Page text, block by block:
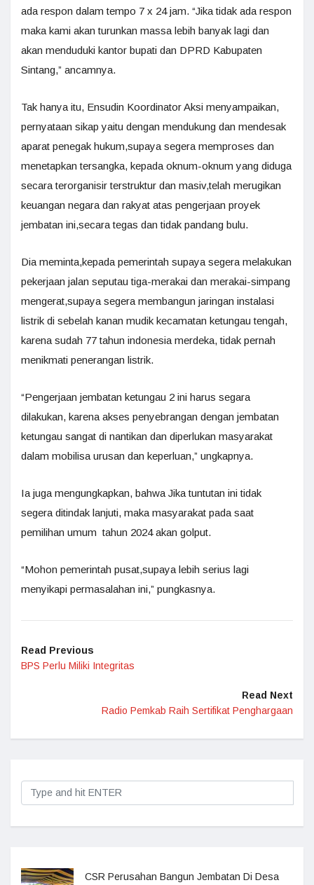
ada respon dalam tempo 7 x 24 jam. “Jika tidak ada respon
maka kami akan turunkan massa lebih banyak lagi dan
akan menduduki kantor bupati dan DPRD Kabupaten
Sintang,” ancamnya.
Tak hanya itu, Ensudin Koordinator Aksi menyampaikan,
pernyataan sikap yaitu dengan mendukung dan mendesak
aparat penegak hukum,supaya segera memproses dan
menetapkan tersangka, kepada oknum-oknum yang diduga
secara terorganisir terstruktur dan masiv,telah merugikan
keuangan negara dan rakyat atas pengerjaan proyek
jembatan ini,secara tegas dan tidak pandang bulu.
Dia meminta,kepada pemerintah supaya segera melakukan
pekerjaan jalan seputau tiga-merakai dan merakai-simpang
mengerat,supaya segera membangun jaringan instalasi
listrik di sebelah kanan mudik kecamatan ketungau tengah,
karena sudah 77 tahun indonesia merdeka, tidak pernah
menikmati penerangan listrik.
“Pengerjaan jembatan ketungau 2 ini harus segara
dilakukan, karena akses penyebrangan dengan jembatan
ketungau sangat di nantikan dan diperlukan masyarakat
dalam mobilisa urusan dan keperluan,” ungkapnya.
Ia juga mengungkapkan, bahwa Jika tuntutan ini tidak
segera ditindak lanjuti, maka masyarakat pada saat
pemilihan umum tahun 2024 akan golput.
“Mohon pemerintah pusat,supaya lebih serius lagi
menyikapi permasalahan ini,” pungkasnya.
Read Previous
BPS Perlu Miliki Integritas
Read Next
Radio Pemkab Raih Sertifikat Penghargaan
CSR Perusahan Bangun Jembatan Di Desa